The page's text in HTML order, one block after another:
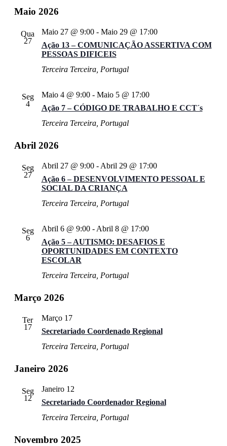
Maio 2026
Qua
27
Ação 13 – COMUNICAÇÃO ASSERTIVA COM
PESSOAS DIFICEIS
Maio 27 @ 9:00- Maio 29 @ 17:00
Terceira Terceira, Portugal
Seg
4
Ação 7 – CÓDIGO DE TRABALHO E CCT´s
Maio 4 @ 9:00- Maio 5 @ 17:00
Terceira Terceira, Portugal
Abril 2026
Seg
27
Ação 6 – DESENVOLVIMENTO PESSOAL E
SOCIAL DA CRIANÇA
Abril 27 @ 9:00- Abril 29 @ 17:00
Terceira Terceira, Portugal
Seg
6
Ação 5 – AUTISMO: DESAFIOS E
OPORTUNIDADES EM CONTEXTO
ESCOLAR
Abril 6 @ 9:00- Abril 8 @ 17:00
Terceira Terceira, Portugal
Março 2026
Ter
17
Secretariado Coordenado Regional
Março 17
Terceira Terceira, Portugal
Janeiro 2026
Seg
12
Secretariado Coordenador Regional
Janeiro 12
Terceira Terceira, Portugal
Novembro 2025